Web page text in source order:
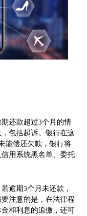
还款超过3个月的情
包括起诉。银行在这
能偿还欠款，银行将
用系统黑名单、委托
逾期3个月未还款，
注意的是，在法律程
和利息的追缴，还可